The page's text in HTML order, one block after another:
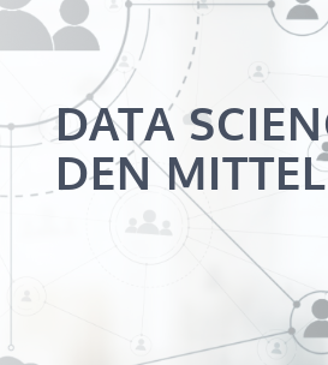
DATA
DEN